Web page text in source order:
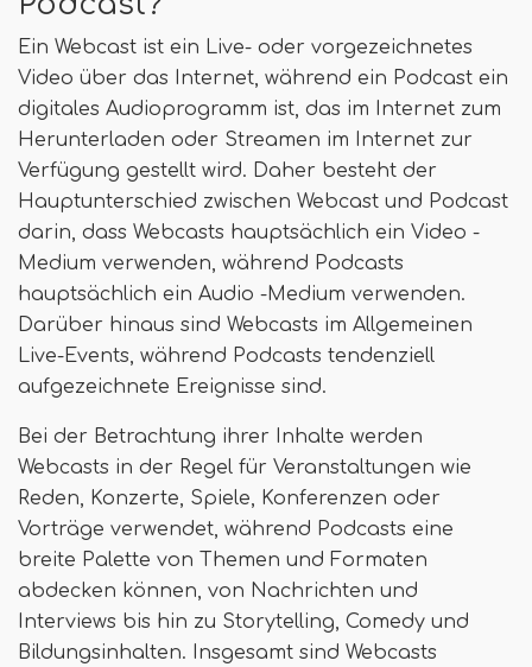
Ein Webcast ist ein Live- oder vorgezeichnetes
Video über das Internet, während ein Podcast ein
digitales Audioprogramm ist, das im Internet zum
Herunterladen oder Streamen im Internet zur
Verfügung gestellt wird. Daher besteht der
Hauptunterschied zwischen Webcast und Podcast
darin, dass Webcasts hauptsächlich ein Video -
Medium verwenden, während Podcasts
hauptsächlich ein Audio -Medium verwenden.
Darüber hinaus sind Webcasts im Allgemeinen
Live-Events, während Podcasts tendenziell
aufgezeichnete Ereignisse sind.
Bei der Betrachtung ihrer Inhalte werden
Webcasts in der Regel für Veranstaltungen wie
Reden, Konzerte, Spiele, Konferenzen oder
Vorträge verwendet, während Podcasts eine
breite Palette von Themen und Formaten
abdecken können, von Nachrichten und
Interviews bis hin zu Storytelling, Comedy und
Bildungsinhalten. Insgesamt sind Webcasts